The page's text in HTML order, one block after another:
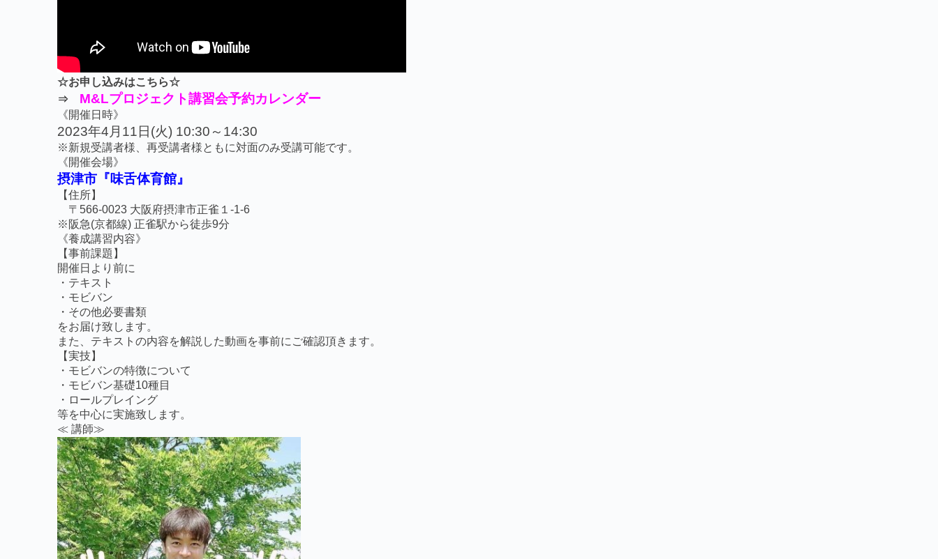
☆お申し込みはこちら☆
⇒ M&Lプロジェクト講習会予約カレンダー
《開催日時》
2023年4 月11 日(火) 10:30～14:30
※新規受講者様、再受講者様ともに対面のみ受講可能です。
《開催会場》
摂津市『味舌体育館』
【住所】
〒566-0023 大阪府摂津市正雀１-1-6
※阪急(京都線) 正雀駅から徒歩9分
《養成講習内容》
【事前課題】
開催日より前に
・テキスト
・モビバン
・その他必要書類
をお届け致します。
また、テキストの内容を解説した動画を事前にご確認頂きます。
【実技】
・モビバンの特徴について
・モビバン基礎10種目
・ロールプレイング
等を中心に実施致します。
≪ 講師≫